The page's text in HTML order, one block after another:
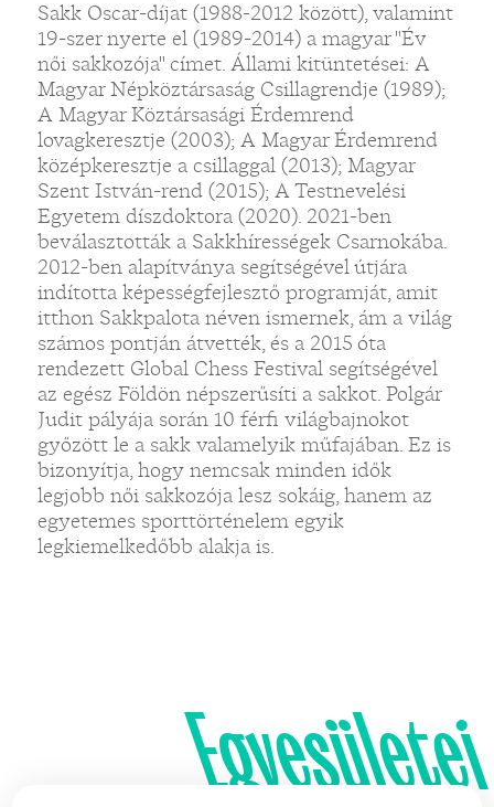
Sakk Oscar-díjat (1988-2012 között), valamint
19-szer nyerte el (1989-2014) a magyar "Év
női sakkozója" címet. Állami kitüntetései: A
Magyar Népköztársaság Csillagrendje (1989);
A Magyar Köztársasági Érdemrend
lovagkeresztje (2003); A Magyar Érdemrend
középkeresztje a csillaggal (2013); Magyar
Szent István-rend (2015); A Testnevelési
Egyetem díszdoktora (2020). 2021-ben
beválasztották a Sakkhírességek Csarnokába.
2012-ben alapítványa segítségével útjára
indította képességfejlesztő programját, amit
itthon Sakkpalota néven ismernek, ám a világ
számos pontján átvették, és a 2015 óta
rendezett Global Chess Festival segítségével
az egész Földön népszerűsíti a sakkot. Polgár
Judit pályája során 10 férfi világbajnokot
győzött le a sakk valamelyik műfajában. Ez is
bizonyítja, hogy nemcsak minden idők
legjobb női sakkozója lesz sokáig, hanem az
egyetemes sporttörténelem egyik
legkiemelkedőbb alakja is.
Egyesületei